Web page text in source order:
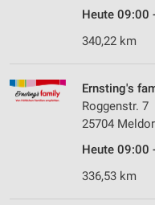
Heute 09:00
340,22 km
Ernsting's
Roggenstr. 7
25704
Heute 09:00
336,53 km